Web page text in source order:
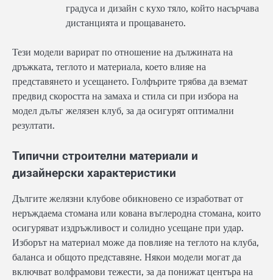
градуса и дизайн с кухо тяло, който насърчава
дистанцията и прощаването.
Тези модели варират по отношение на дължината на
дръжката, теглото и материала, което влияе на
представянето и усещането. Голфърите трябва да вземат
предвид скоростта на замаха и стила си при избора на
модел дълъг желязен клуб, за да осигурят оптимални
резултати.
Типични строителни материали и
дизайнерски характеристики
Дългите желязни клубове обикновено се изработват от
неръждаема стомана или кована въглеродна стомана, които
осигуряват издръжливост и солидно усещане при удар.
Изборът на материал може да повлияе на теглото на клуба,
баланса и общото представяне. Някои модели могат да
включват волфрамови тежести, за да понижат центъра на